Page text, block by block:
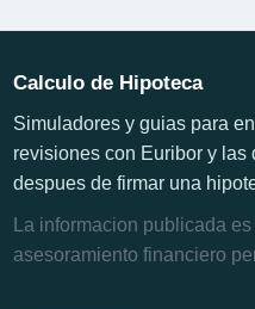
Calculo de Hipoteca
Simuladores y guias para
revisiones con Euribor y
despues de firmar una
La informacion publicada
asesoramiento financiero